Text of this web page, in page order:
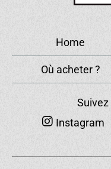
Home
Où acheter ?
Instagram